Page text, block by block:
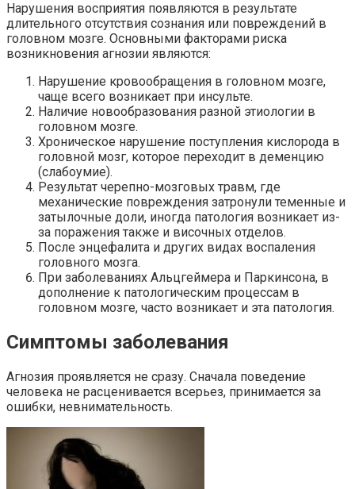
Нарушения восприятия появляются в результате
длительного отсутствия сознания или повреждений в
головном мозге. Основными факторами риска
возникновения агнозии являются:
Нарушение кровообращения в головном мозге,
чаще всего возникает при инсульте.
Наличие новообразования разной этиологии в
головном мозге.
Хроническое нарушение поступления кислорода в
головной мозг, которое переходит в деменцию
(слабоумие).
Результат черепно-мозговых травм, где
механические повреждения затронули теменные и
затылочные доли, иногда патология возникает из-
за поражения также и височных отделов.
После энцефалита и других видах воспаления
головного мозга.
При заболеваниях Альцгеймера и Паркинсона, в
дополнение к патологическим процессам в
головном мозге, часто возникает и эта патология.
Симптомы заболевания
Агнозия проявляется не сразу. Сначала поведение
человека не расценивается всерьез, принимается за
ошибки, невнимательность.